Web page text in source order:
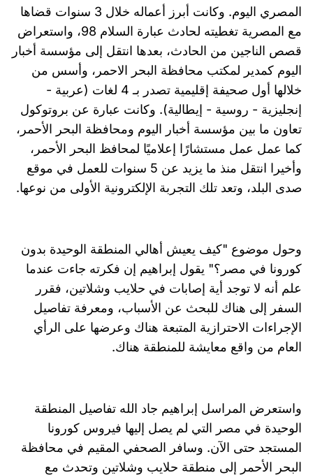
المصري اليوم. وكانت أبرز أعماله خلال 3 سنوات قضاها
مع المصرية تغطيته لحادث عبارة السلام 98، واستعراض
قصص الناجين من الحادث، بعدها انتقل إلى مؤسسة أخبار
اليوم كمدير لمكتب محافظة البحر الاحمر، وأسس من
خلالها أول صحيفة إقليمية تصدر بـ 4 لغات (عربية -
إنجليزية - روسية - إيطالية). وكانت عبارة عن بروتوكول
تعاون ما بين مؤسسة أخبار اليوم ومحافظة البحر الأحمر،
كما عمل عمل مستشارًا إعلاميًا لمحافظ البحر الأحمر،
وأخيرا انتقل منذ ما يزيد عن 5 سنوات للعمل في موقع
صدى البلد، وتعد تلك التجربة الإلكترونية الأولى من نوعها.
وحول موضوع "كيف يعيش أهالي المنطقة الوحيدة بدون
كورونا في مصر؟" يقول إبراهيم إن فكرته جاءت عندما
علم أنه لا توجد أية إصابات في حلايب وشلاتين، فقرر
السفر إلى هناك للبحث عن الأسباب، ومعرفة تفاصيل
الإجراءات الاحترازية المتبعة هناك وعرضها على الرأي
العام من واقع معايشة للمنطقة هناك.
واستعرض المراسل إبراهيم جاد الله تفاصيل المنطقة
الوحيدة في مصر التي لم يصل إليها فيروس كورونا
المستجد حتى الآن. وسافر الصحفي المقيم في محافظة
البحر الأحمر إلى منطقة حلايب وشلاتين وتحدث مع